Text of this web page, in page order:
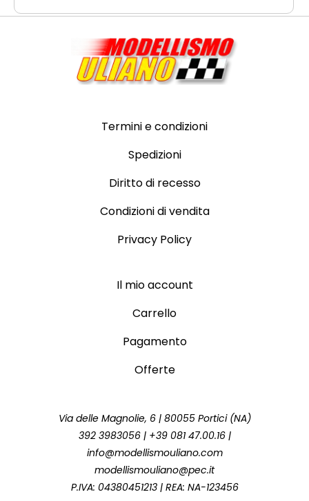
Termini e condizioni
Spedizioni
Diritto di recesso
Condizioni di vendita
Privacy Policy
Il mio account
Carrello
Pagamento
Offerte
Via delle Magnolie, 6 | 80055 Portici (NA)
392 3983056 | +39 081 47.00.16 |
info@modellismouliano.com
modellismouliano@pec.it
P.IVA: 04380451213 | REA: NA-123456